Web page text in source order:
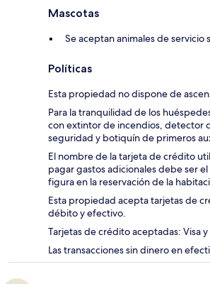
Mascotas
Se aceptan animales de servicio
Políticas
Esta propiedad no dispone de
Para la tranquilidad de los
con extintor de incendios, detector
seguridad y botiquín de primeros
El nombre de la tarjeta de crédito
pagar gastos adicionales debe ser
figura en la reservación de la
Esta propiedad acepta tarjetas de
débito y efectivo.
Tarjetas de crédito aceptadas: Visa
Las transacciones sin dinero en